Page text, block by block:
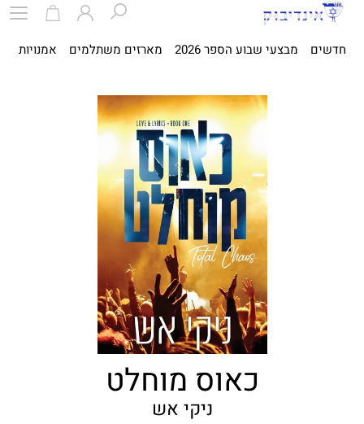
חדשים מבצעי שבוע הספר 2026 מארזים משתלמים אמנויות
כאוס מוחלט
ניקי אש